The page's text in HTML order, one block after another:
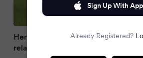
Herzog vor WM: "Die
relativ hoch"
Sign Up With
Already Registered?